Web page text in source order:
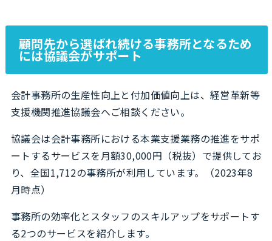
顧問先から選ばれ続ける事務所となるため
には協議会がサポート
会計事務所の生産性向上と付加価値向上は、経営革新等
支援機関推進協議会へご相談ください。
協議会は会計事務所における本業支援業務の推進をサポ
ートするサービスを月額30,000円（税抜）で提供してお
り、全国1,712の事務所が利用しています。（2023年8
月時点）
事務所の効率化とスタッフのスキルアップをサポートす
る2つのサービスを紹介します。